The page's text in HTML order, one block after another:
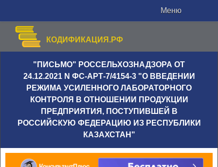
Меню
КОДИФИКАЦИЯ.РФ
"ПИСЬМО" РОССЕЛЬХОЗНАДЗОРА ОТ
24.12.2021 N ФС-АРТ-7/4154-3 "О ВВЕДЕНИИ
РЕЖИМА УСИЛЕННОГО ЛАБОРАТОРНОГО
КОНТРОЛЯ В ОТНОШЕНИИ ПРОДУКЦИИ
ПРЕДПРИЯТИЯ, ПОСТУПИВШЕЙ В
РОССИЙСКУЮ ФЕДЕРАЦИЮ ИЗ РЕСПУБЛИКИ
КАЗАХСТАН"